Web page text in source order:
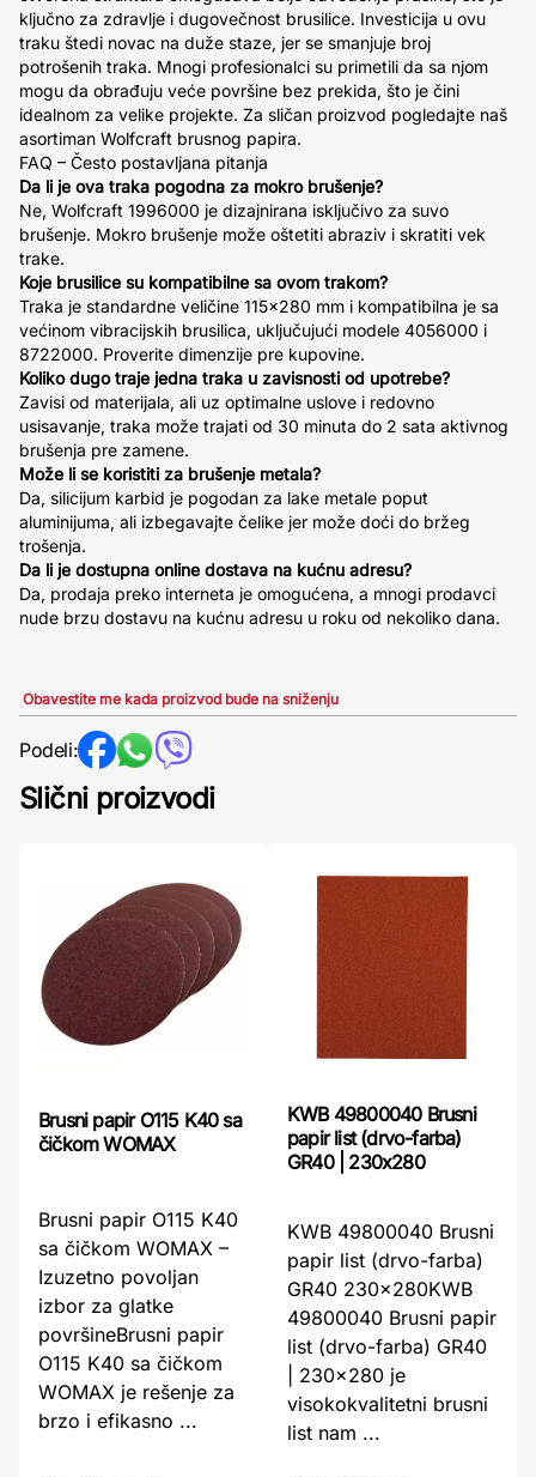
ključno za zdravlje i dugovečnost brusilice. Investicija u ovu
traku štedi novac na duže staze, jer se smanjuje broj
potrošenih traka. Mnogi profesionalci su primetili da sa njom
mogu da obrađuju veće površine bez prekida, što je čini
idealnom za velike projekte. Za sličan proizvod pogledajte naš
asortiman Wolfcraft brusnog papira.
FAQ – Često postavljana pitanja
Da li je ova traka pogodna za mokro brušenje?
Ne, Wolfcraft 1996000 je dizajnirana isključivo za suvo
brušenje. Mokro brušenje može oštetiti abraziv i skratiti vek
trake.
Koje brusilice su kompatibilne sa ovom trakom?
Traka je standardne veličine 115x280 mm i kompatibilna je sa
većinom vibracijskih brusilica, uključujući modele 4056000 i
8722000. Proverite dimenzije pre kupovine.
Koliko dugo traje jedna traka u zavisnosti od upotrebe?
Zavisi od materijala, ali uz optimalne uslove i redovno
usisavanje, traka može trajati od 30 minuta do 2 sata aktivnog
brušenja pre zamene.
Može li se koristiti za brušenje metala?
Da, silicijum karbid je pogodan za lake metale poput
aluminijuma, ali izbegavajte čelike jer može doći do bržeg
trošenja.
Da li je dostupna online dostava na kućnu adresu?
Da, prodaja preko interneta je omogućena, a mnogi prodavci
nude brzu dostavu na kućnu adresu u roku od nekoliko dana.
Obavestite me kada proizvod bude na sniženju
Podeli:
Slični proizvodi
Brusni papir O115 K40 sa
čičkom WOMAX
Brusni papir O115 K40
sa čičkom WOMAX –
Izuzetno povoljan
izbor za glatke
površineBrusni papir
O115 K40 sa čičkom
WOMAX je rešenje za
brzo i efikasno ...
KWB 49800040 Brusni
papir list (drvo-farba)
GR40 | 230x280
KWB 49800040 Brusni
papir list (drvo-farba)
GR40 230x280KWB
49800040 Brusni papir
list (drvo-farba) GR40
| 230x280 je
visokokvalitetni brusni
list nam ...